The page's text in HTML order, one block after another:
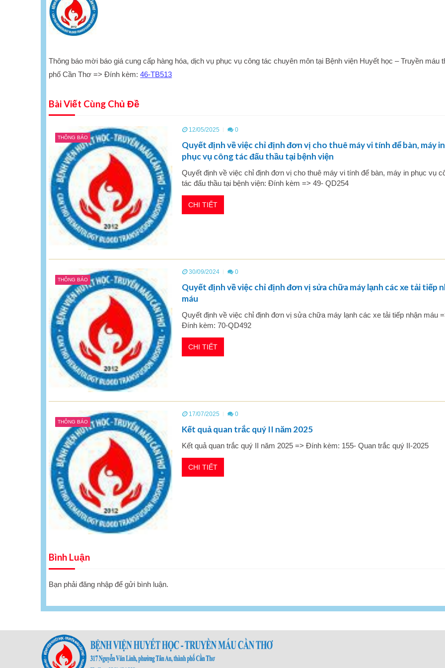
Thông báo mời báo giá cung cấp hàng hóa, dịch vụ phục vụ công tác chuyên môn tại Bệnh viện Huyết học – Truyền máu
phố Cần Thơ => Đính kèm:46-TB513
Bài Viết Cùng Chủ Đề
THÔNG BÁO
12/05/2025 0
Quyết định về việc chỉ định đơn vị cho thuê máy vi tính để bàn, máy in
phục vụ công tác đấu thầu tại bệnh viện
Quyết định về việc chỉ định đơn vị cho thuê máy vi tính để bàn, máy in phục vụ
tác đấu thầu tại bệnh viện: Đính kèm => 49- QD254
CHI TIẾT
THÔNG BÁO
30/09/2024 0
Quyết định về việc chỉ định đơn vị sửa chữa máy lạnh các xe tải tiếp
máu
Quyết định về việc chỉ định đơn vị sửa chữa máy lạnh các xe tải tiếp nhận máu
Đính kèm: 70-QD492
CHI TIẾT
THÔNG BÁO
17/07/2025 0
Kết quả quan trắc quý II năm 2025
Kết quả quan trắc quý II năm 2025 => Đính kèm: 155- Quan trắc quý II-2025
CHI TIẾT
Bình Luận
Bạn phảiđăng nhập để gửi bình luận.